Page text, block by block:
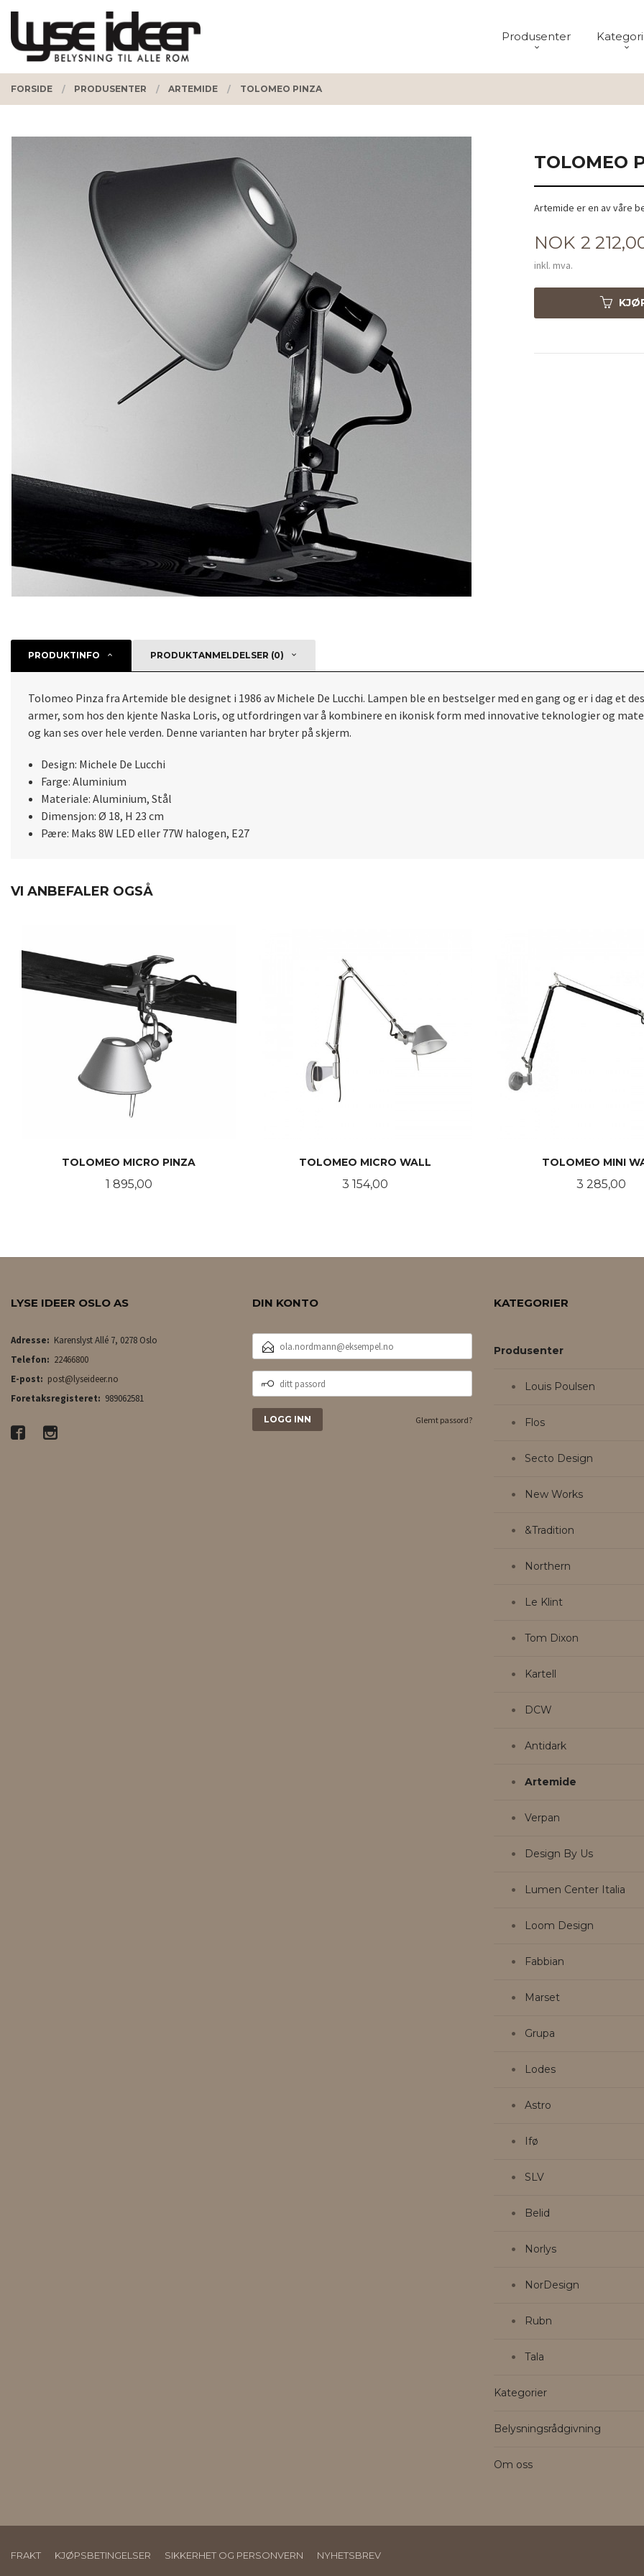
Gå
innholdet
PRODUKTER
Produsenter
FORSIDE PRODUSENTER ARTEMIDE TOLOMEO PINZA
TOLOMEO
Artemide er en av våre
Pris
NOK 2
inkl. mva.
PRODUKTINFO PRODUKTANMELDELSER (0)
Tolomeo Pinza fra Artemide ble designet i 1986 av Michele De Lucchi. Lampen ble en bestselger med en gang og er i dag et
armer, som hos den kjente Naska Loris, og utfordringen var å kombinere en ikonisk form med innovative teknologier og
og kan ses over hele verden. Denne varianten har bryter på skjerm.
Design: Michele De Lucchi
Farge: Aluminium
Materiale: Aluminium, Stål
Dimensjon: Ø 18, H 23 cm
Pære: Maks 8W LED eller 77W halogen, E27
VI ANBEFALER OGSÅ
TOLOMEO MICRO PINZA
Pris
1 895,00
TOLOMEO MICRO WALL
Pris
3 154,00
TOLOMEO MINI
Pris
3 285,00
LYSE IDEER OSLO AS
Adresse: Karenslyst Allé 7, 0278 Oslo
Telefon: 22466800
E-post: post@lyseideer.no
Foretaksregisteret: 989062581
DIN KONTO
POSTADRESSE
PASSORD
Glemt passord?
KATEGORIER
Produsenter
Louis Poulsen
Flos
Secto Design
New Works
&Tradition
Northern
Le Klint
Tom Dixon
Kartell
DCW
Antidark
Artemide
Verpan
Design By Us
Lumen Center Italia
Loom Design
Fabbian
Marset
Grupa
Lodes
Astro
Ifø
SLV
Belid
Norlys
NorDesign
Rubn
Tala
Kategorier
Belysningsrådgivning
Om oss
FRAKT KJØPSBETINGELSER SIKKERHET OG PERSONVERN NYHETSBREV